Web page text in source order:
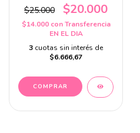
$25.000 $20.000
$14.000 con Transferencia
EN EL DIA
3 cuotas sin interés de
$6.666,67